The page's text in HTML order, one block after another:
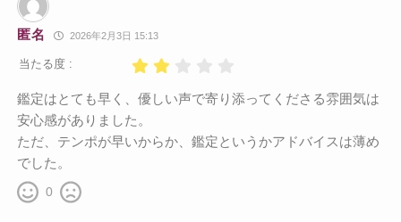
匿名 2026年2月3日 15:13
当たる度 :
鑑定はとても早く、優しい声で寄り添ってくださる雰囲気は
安心感がありました。
ただ、テンポが早いからか、鑑定というかアドバイスは薄め
でした。
0